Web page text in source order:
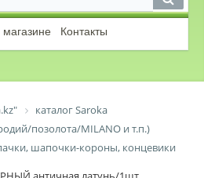
Контакты
каталог Saroka
позолота/MILANO и т.п.)
шапочки-короны, концевики